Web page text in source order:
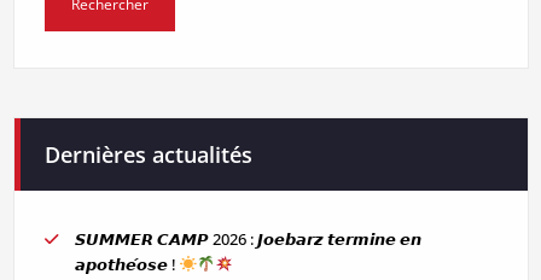
Dernières actualités
𝙎𝙐𝙈𝙈𝙀𝙍 𝘾𝘼𝙈𝙋 2026 : 𝙅𝙤𝙚𝙗𝙖𝙧𝙯 𝙩𝙚𝙧𝙢𝙞𝙣𝙚 𝙚𝙣
𝙖𝙥𝙤𝙩𝙝𝙚́𝙤𝙨𝙚 !